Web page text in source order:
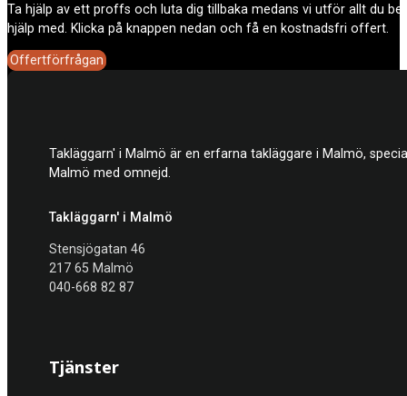
Ta hjälp av ett proffs och luta dig tillbaka medans vi utför allt du
hjälp med. Klicka på knappen nedan och få en kostnadsfri offert.
Offertförfrågan
Takläggarn' i Malmö är en erfarna takläggare i Malmö,
Malmö med omnejd.
Takläggarn' i Malmö
Stensjögatan 46
217 65 Malmö
040-668 82 87
Tjänster